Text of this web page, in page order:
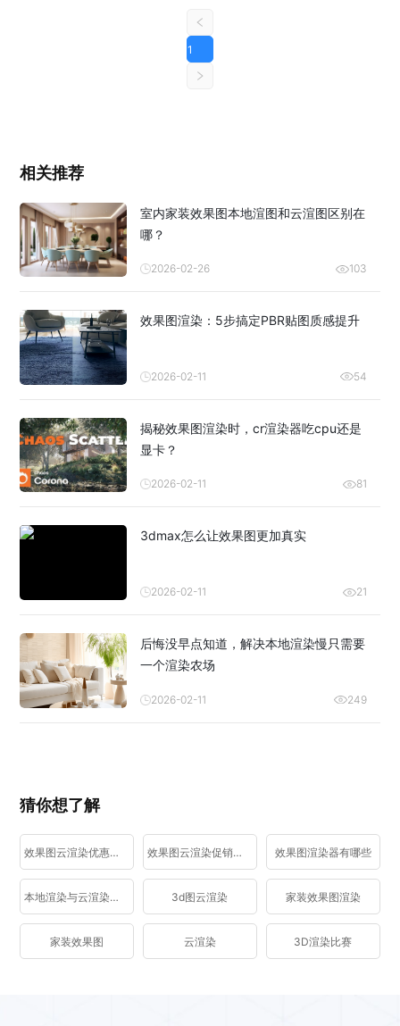
1
相关推荐
室内家装效果图本地渲图和云渲图区别在
哪？
2026-02-26 103
效果图渲染：5步搞定PBR贴图质感提升
2026-02-11 54
揭秘效果图渲染时，cr渲染器吃cpu还是
显卡？
2026-02-11 81
3dmax怎么让效果图更加真实
2026-02-11 21
后悔没早点知道，解决本地渲染慢只需要
一个渲染农场
2026-02-11 249
猜你想了解
效果图云渲染优惠活动 效果图云渲染促销活动 效果图渲染器有哪些
本地渲染与云渲染区别 3d图云渲染 家装效果图渲染
家装效果图 云渲染 3D渲染比赛